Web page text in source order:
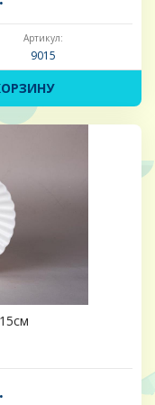
Артикул:
9015